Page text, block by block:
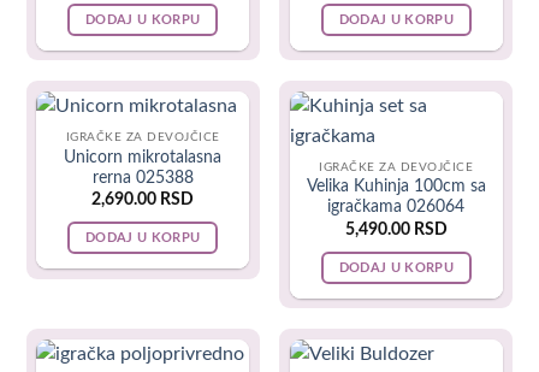
Ispunjava sve moje lične kriterijume koje sam ranije naveo –
bezbedna je, kvalitetna, funkcionalna i svrsishodna, kao i
atraktivnog izgleda i raznih funkcija.
Hodalica sa točkićima spada u dečije igračke pogodne za
uvežbavanje balansa, učenje sigurnog hodanja guranjem i
podsticanje razvoja mišića.
Plišane igračke
DODAJ U KORPU DODAJ U KORPU
IGRAČKE ZA DEVOJČICE
Unicorn mikrotalasna
rerna 025388
2,690.00 RSD
DODAJ U KORPU
IGRAČKE ZA DEVOJČICE
Velika Kuhinja 100cm sa
igračkama 026064
5,490.00 RSD
DODAJ U KORPU